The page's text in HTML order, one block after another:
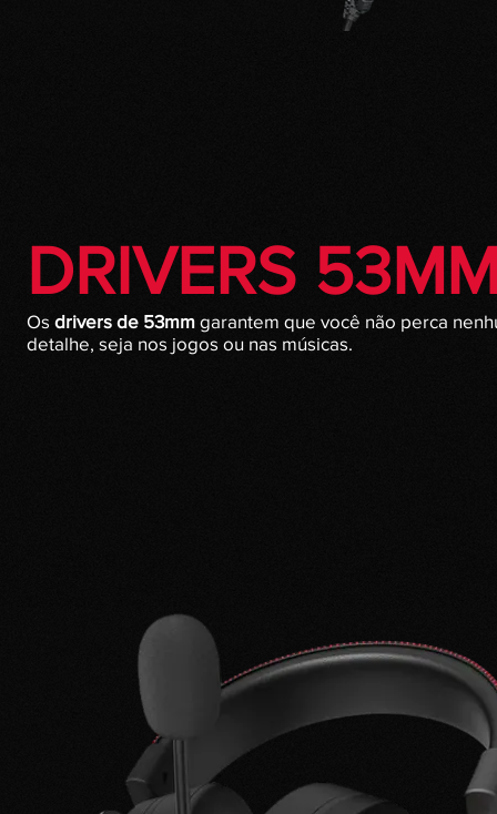
DRIVERS
Os drivers de 53mm garantem que você não perca
detalhe, seja nos jogos ou nas músicas.